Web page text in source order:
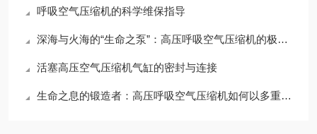
呼吸空气压缩机的科学维保指导
深海与火海的“生命之泵”：高压呼吸空气压缩机的极限压缩与净化哲学
活塞高压空气压缩机气缸的密封与连接
生命之息的锻造者：高压呼吸空气压缩机如何以多重净化铸就纯净高压气源